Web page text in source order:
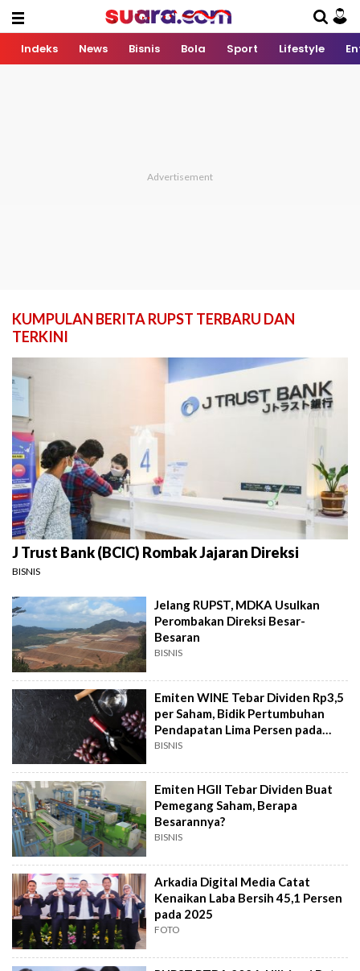
Indeks News Bisnis Bola Sport Lifestyle
KUMPULAN BERITA RUPST TERBARU DAN
TERKINI
J Trust Bank (BCIC) Rombak Jajaran Direksi
BISNIS
Jelang RUPST, MDKA Usulkan
Perombakan Direksi Besar-
Besaran
BISNIS
Emiten WINE Tebar Dividen Rp3,5
per Saham, Bidik Pertumbuhan
Pendapatan Lima Persen pada
2026
BISNIS
Emiten HGII Tebar Dividen Buat
Pemegang Saham, Berapa
Besarannya?
BISNIS
Arkadia Digital Media Catat
Kenaikan Laba Bersih 45,1 Persen
pada 2025
FOTO